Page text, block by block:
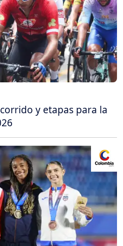
y etapas para la